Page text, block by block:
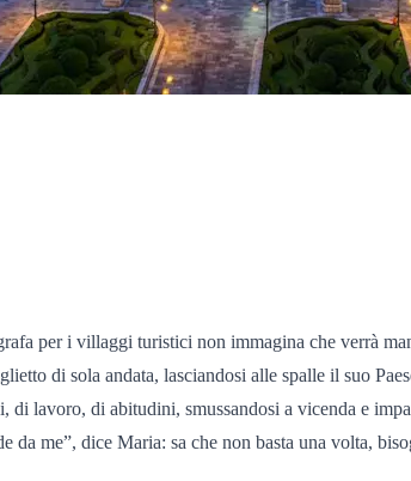
per i villaggi turistici non immagina che verrà
di sola andata, lasciandosi alle spalle il suo
lavoro, di abitudini, smussandosi a vicenda e
da me”, dice Maria: sa che non basta una volta,